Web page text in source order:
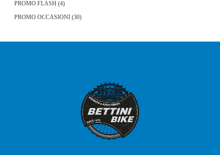
PROMO FLASH 44
PROMO OCCASIONI 3030